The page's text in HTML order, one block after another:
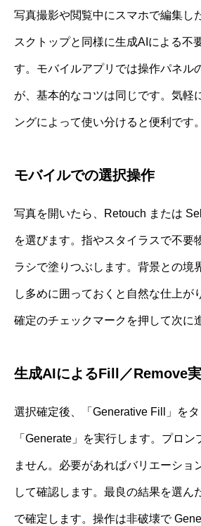
写真撮影や閲覧中にスマホで編集し
スクトップと同様に生成AIによる不
す。モバイルアプリでは操作パネル
が、基本的なコツは同じです。気軽
ングによって使い分けると便利です。
モバイルでの選択操作
写真を開いたら、Retouch または
を選びます。指やスタイラスで不要
ラシで塗りつぶします。背景との境
し多めに囲っておくと自然な仕上が
確定のチェックマークを押して次に
生成AIによるFill／Remove
選択確定後、「Generative Fill」を
「Generate」を実行します。プロ
ません。必要があればバリエーショ
して確認します。最良の結果を選ん
で確定します。操作は非破壊で